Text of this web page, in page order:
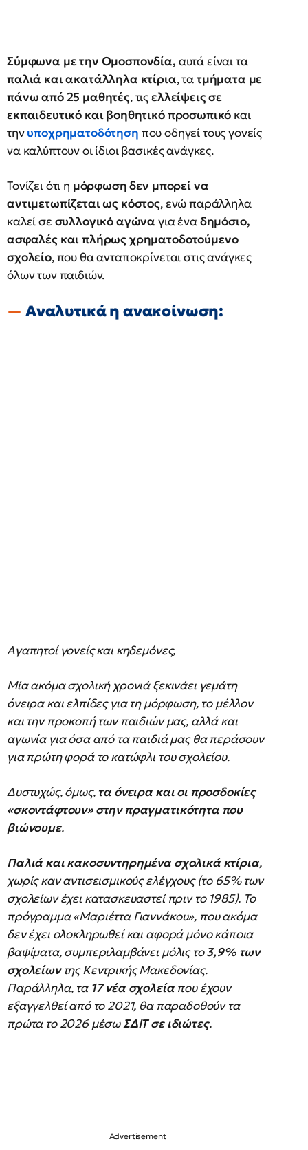
Σύμφωνα με την Ομοσπονδία, αυτά είναιτα
παλιά και ακατάλληλα κτίρια, τατμήματα με
πάνω από 25 μαθητές, τιςελλείψεις σε
εκπαιδευτικό και βοηθητικό προσωπικό και
τηνυποχρηματοδότηση που οδηγεί τους γονείς
να καλύπτουν οι ίδιοι βασικές ανάγκες.
Τονίζει ότι η μόρφωση δεν μπορεί να
αντιμετωπίζεται ως κόστος, ενώ παράλληλα
καλεί σε συλλογικό αγώνα για έναδημόσιο,
ασφαλές και πλήρως χρηματοδοτούμενο
σχολείο, που θα ανταποκρίνεται στις ανάγκες
όλων των παιδιών.
Αναλυτικά η ανακοίνωση:
Αγαπητοί γονείς και κηδεμόνες,
Μία ακόμα σχολική χρονιά ξεκινάει γεμάτη
όνειρα και ελπίδες για τη μόρφωση, το μέλλον
και την προκοπή των παιδιών μας, αλλά και
αγωνία για όσα από τα παιδιά μας θα περάσουν
για πρώτη φορά το κατώφλι του σχολείου.
Δυστυχώς, όμως, τα όνειρα και οι προσδοκίες
«σκοντάφτουν» στην πραγματικότητα που
βιώνουμε.
Παλιά και κακοσυντηρημένα σχολικά κτίρια,
χωρίς καν αντισεισμικούς ελέγχους (το 65% των
σχολείων έχει κατασκευαστεί πριν το 1985). Το
πρόγραμμα «Μαριέττα Γιαννάκου», που ακόμα
δεν έχει ολοκληρωθεί και αφορά μόνο κάποια
βαψίματα, συμπεριλαμβάνει μόλις το3,9% των
σχολείωντης Κεντρικής Μακεδονίας.
Παράλληλα, τα 17 νέα σχολείαπου έχουν
εξαγγελθεί από το 2021, θα παραδοθούν τα
πρώτα το 2026 μέσωΣΔΙΤ σε ιδιώτες.